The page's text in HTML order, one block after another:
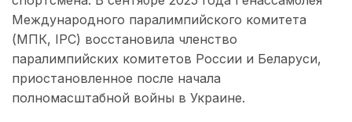
Международного паралимпийского комитета
(МПК, IPC) восстановила членство
паралимпийских комитетов России и Беларуси,
приостановленное после начала
полномасштабной войны в Украине.